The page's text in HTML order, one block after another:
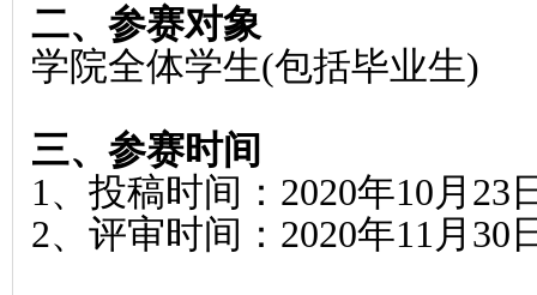
二、参赛对象
学院全体学生(包括毕业生)
三、参赛时间
1 、投稿时间：2020年10月
2、评审时间：2020年11月